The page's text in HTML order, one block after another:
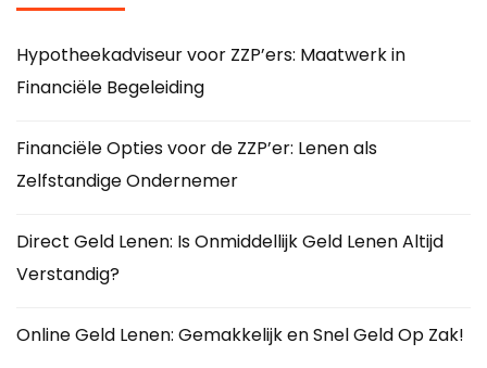
Hypotheekadviseur voor ZZP’ers: Maatwerk in
Financiële Begeleiding
Financiële Opties voor de ZZP’er: Lenen als
Zelfstandige Ondernemer
Direct Geld Lenen: Is Onmiddellijk Geld Lenen Altijd
Verstandig?
Online Geld Lenen: Gemakkelijk en Snel Geld Op Zak!